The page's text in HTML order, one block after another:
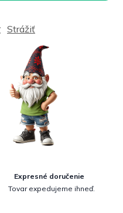
Strážiť
Expresné doručenie
Tovar expedujeme ihneď.